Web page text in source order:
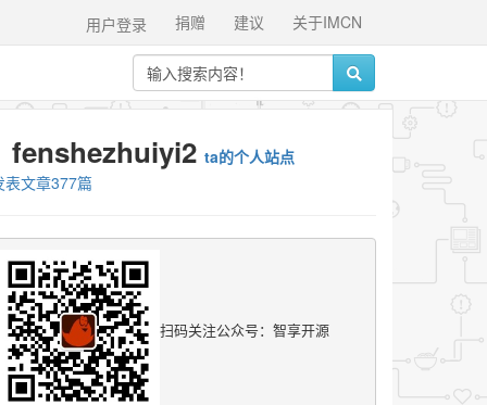
关于IMCN
建议
捐赠
用户登录
fenshezhuiyi2 ta的个人站点
表文章377篇
扫码关注公众号：智享开源